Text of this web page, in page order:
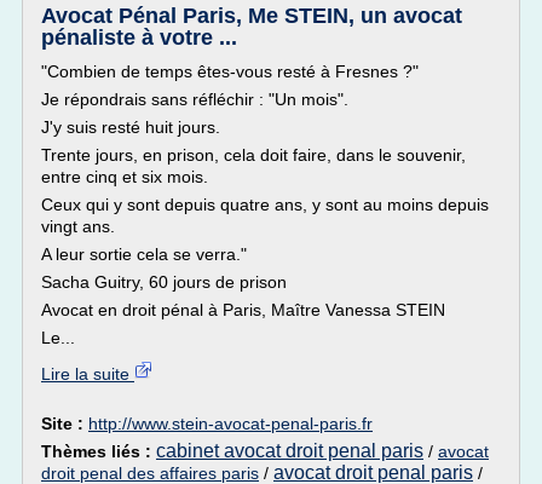
Avocat Pénal Paris, Me STEIN, un avocat
pénaliste à votre ...
"Combien de temps êtes-vous resté à Fresnes ?"
Je répondrais sans réfléchir : "Un mois".
J'y suis resté huit jours.
Trente jours, en prison, cela doit faire, dans le souvenir,
entre cinq et six mois.
Ceux qui y sont depuis quatre ans, y sont au moins depuis
vingt ans.
A leur sortie cela se verra."
Sacha Guitry, 60 jours de prison
Avocat en droit pénal à Paris, Maître Vanessa STEIN
Le...
Lire la suite
Site : http://www.stein-avocat-penal-paris.fr
Thèmes liés : cabinet avocat droit penal paris / avocat
droit penal des affaires paris / avocat droit penal paris /